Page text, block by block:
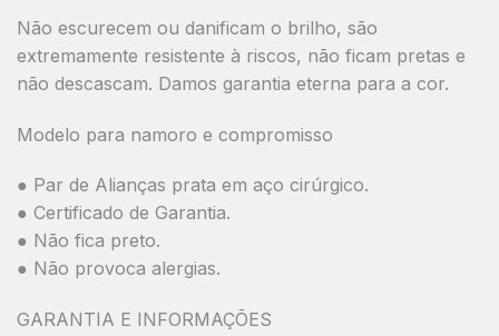
Não escurecem ou danificam o brilho, são
extremamente resistente à riscos, não ficam pretas e
não descascam. Damos garantia eterna para a cor.
Modelo para namoro e compromisso
● Par de Alianças prata em aço cirúrgico.
● Certificado de Garantia.
● Não fica preto.
● Não provoca alergias.
GARANTIA E INFORMAÇÕES